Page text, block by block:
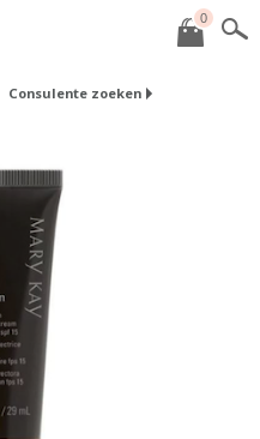
0
Consulente zoeken